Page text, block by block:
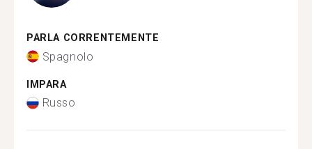
PARLA CORRENTEMENTE
Spagnolo
IMPARA
Russo